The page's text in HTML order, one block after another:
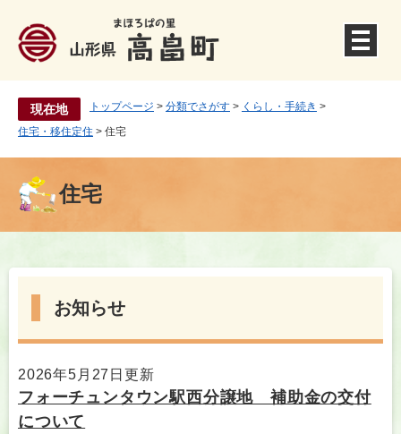
。
現在地 トップページ > 分類でさがす > くらし・手続き >
住宅・移住定住 > 住宅
住宅
お知らせ
2026年5月27日更新
フォーチュンタウン駅西分譲地 補助金の交付
について